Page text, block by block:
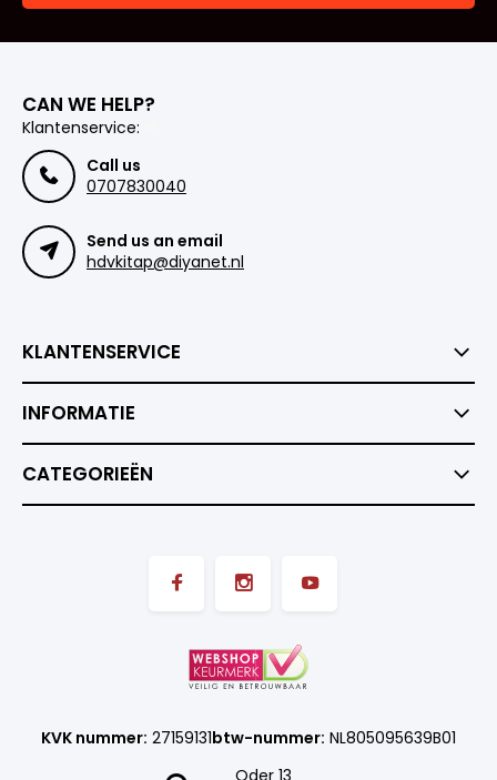
CAN WE HELP?
Klantenservice:
Call us
0707830040
Send us an email
hdvkitap@diyanet.nl
KLANTENSERVICE
INFORMATIE
CATEGORIEËN
KVK nummer: 27159131btw-nummer: NL805095639B01